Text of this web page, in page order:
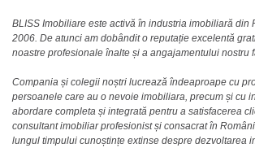
BLISS Imobiliare este activă în industria imobiliară din
2006. De atunci am dobândit o reputație excelentă
noastre profesionale înalte și a angajamentului nostru
Compania și colegii noștri lucrează îndeaproape cu
persoanele care au o nevoie imobiliara, precum și cu
abordare completa și integrată pentru a satisfacerea
consultant imobiliar profesionist și consacrat în
lungul timpului cunoștințe extinse despre dezvoltarea